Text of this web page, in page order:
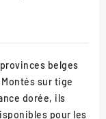
belges
sur tige
dorée, ils
pour les